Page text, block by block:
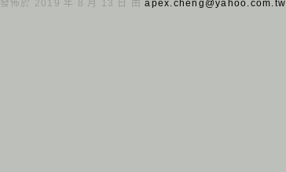
發佈於 2019 年 8 月 13 日 由apex.cheng@yahoo.com.tw